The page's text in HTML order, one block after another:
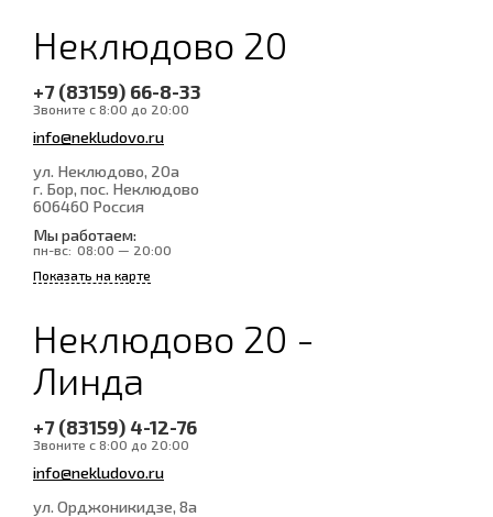
Неклюдово 20
+7 (83159) 66-8-33
Звоните с 8:00 до 20:00
info@nekludovo.ru
ул. Неклюдово, 20а
г. Бор, пос. Неклюдово
606460 Россия
Мы работаем:
пн-вс: 08:00 — 20:00
Показать на карте
Неклюдово 20 -
Линда
+7 (83159) 4-12-76
Звоните с 8:00 до 20:00
info@nekludovo.ru
ул. Орджоникидзе, 8а